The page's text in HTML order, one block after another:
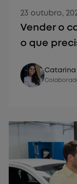
23 outubro,
Vender o
o que
Catarina